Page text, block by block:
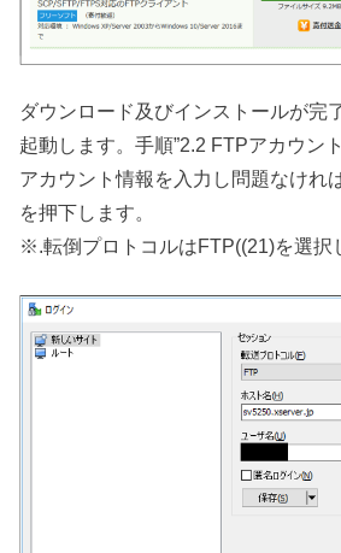
ダウンロード及びインストールが完
起動します。手順”2.2 FTPアカウン
アカウント情報を入力し問題なけれ
を押下します。
※.転倒プロトコルはFTP((21)を選択